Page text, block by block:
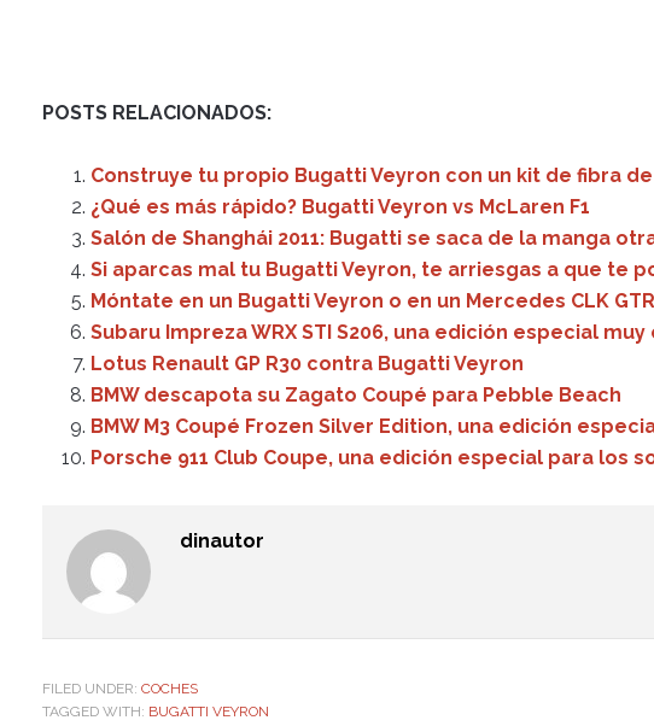
POSTS RELACIONADOS:
Construye tu propio Bugatti Veyron con un kit de fibra
¿Qué es más rápido? Bugatti Veyron vs McLaren F1
Salón de Shanghái 2011: Bugatti se saca de la manga
Si aparcas mal tu Bugatti Veyron, te arriesgas a que te
Móntate en un Bugatti Veyron o en un Mercedes CLK GTR
Subaru Impreza WRX STI S206, una edición especial
Lotus Renault GP R30 contra Bugatti Veyron
BMW descapota su Zagato Coupé para Pebble Beach
BMW M3 Coupé Frozen Silver Edition, una edición
Porsche 911 Club Coupe, una edición especial para los
dinautor
FILED UNDER: COCHES
TAGGED WITH: BUGATTI VEYRON